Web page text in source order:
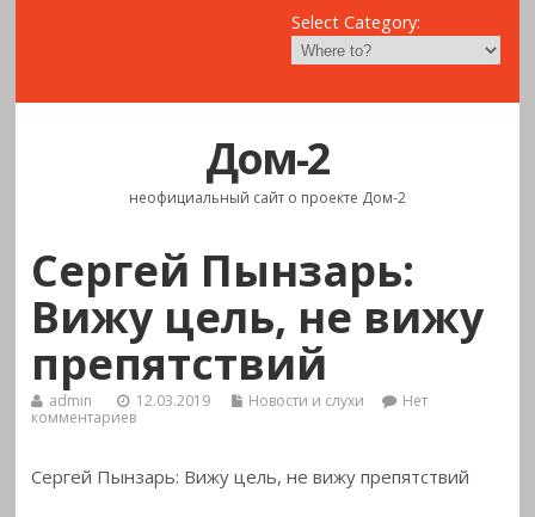
Select Category:
Дом-2
неофициальный сайт о проекте Дом-2
Сергей Пынзарь:
Вижу цель, не вижу
препятствий
admin 12.03.2019 Новости и слухи
Нет
комментариев
Сергей Пынзарь: Вижу цель, не вижу препятствий